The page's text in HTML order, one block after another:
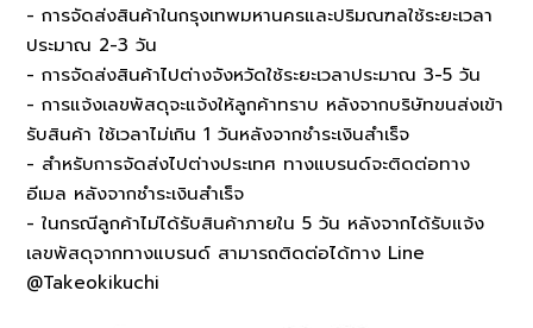
- การจัดส่งสินค้าในกรุงเทพมหานครและปริมณฑลใช้ระยะเวลา
ประมาณ 2-3 วัน
- การจัดส่งสินค้าไปต่างจังหวัดใช้ระยะเวลาประมาณ 3-5 วัน
- การแจ้งเลขพัสดุจะแจ้งให้ลูกค้าทราบ หลังจากบริษัทขนส่งเข้า
รับสินค้า ใช้เวลาไม่เกิน 1 วันหลังจากชำระเงินสำเร็จ
- สำหรับการจัดส่งไปต่างประเทศ ทางแบรนด์จะติดต่อทาง
อีเมล หลังจากชำระเงินสำเร็จ
- ในกรณีลูกค้าไม่ได้รับสินค้าภายใน 5 วัน หลังจากได้รับแจ้ง
เลขพัสดุจากทางแบรนด์ สามารถติดต่อได้ทาง Line
@Takeokikuchi